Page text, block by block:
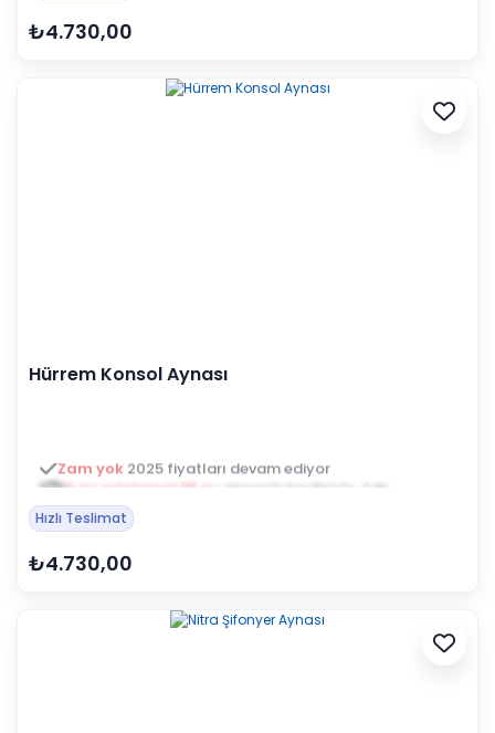
₺4.730,00
Hürrem Konsol Aynası
3 ay ertelemeli 18 ayalışveriş kredisiyle öde
Hızlı Teslimat
₺4.730,00